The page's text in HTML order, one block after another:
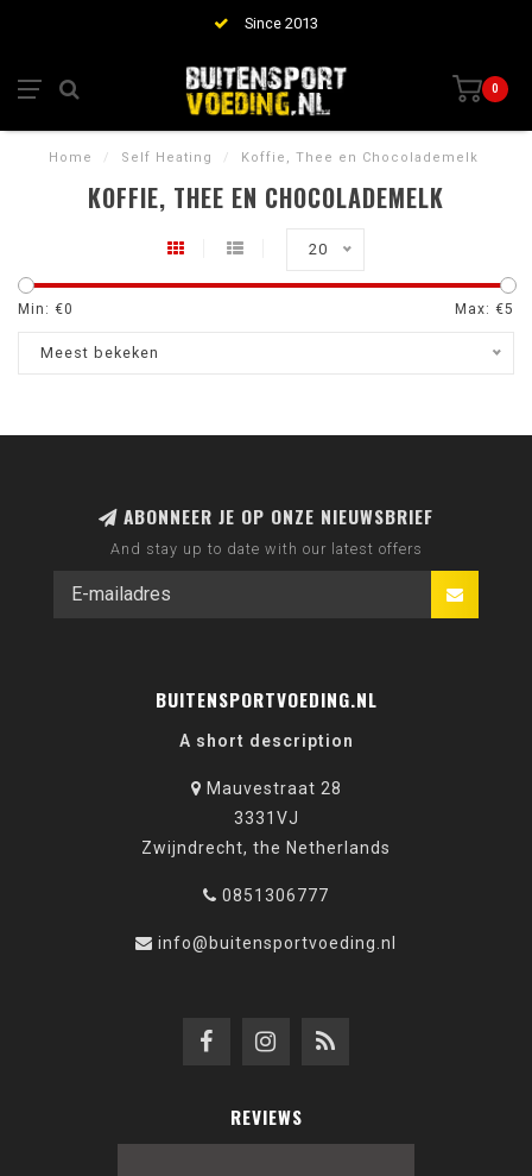
Since 2013
0
Home / Self Heating / Koffie, Thee en Chocolademelk
KOFFIE, THEE EN CHOCOLADEMELK
20
Min: €0 Max: €5
Meest bekeken
ABONNEER JE OP ONZE NIEUWSBRIEF
And stay up to date with our latest offers
BUITENSPORTVOEDING.NL
A short description
Mauvestraat 28
3331VJ
Zwijndrecht, the Netherlands
0851306777
info@buitensportvoeding.nl
REVIEWS